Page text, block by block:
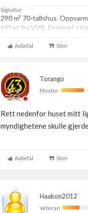
Signatur
290 m² 70-tallshus.
65° ut fra VVB. Enermet
Anbefal Siter
Torango
Mester
Rett nedenfor huset mitt
myndighetene skulle
Anbefal Siter
Haakon2012
Veteran